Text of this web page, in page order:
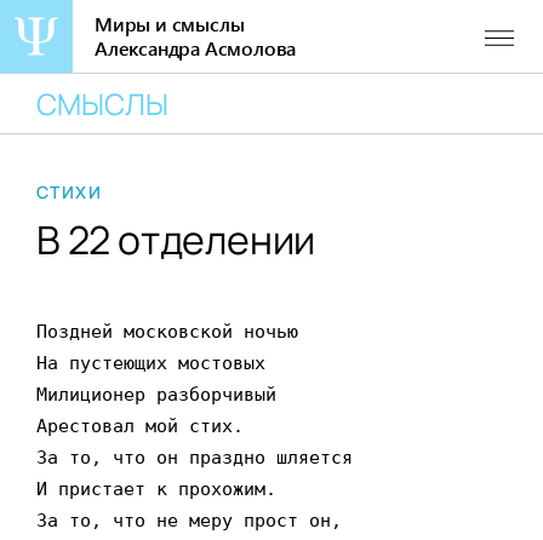
содержанию
Миры и смыслы
Александра Асмолова
СМЫСЛЫ
СТИХИ
В 22 отделении
Поздней московской ночью
На пустеющих мостовых
Милиционер разборчивый
Арестовал мой стих.
За то, что он праздно шляется
И пристает к прохожим.
За то, что не меру прост он,